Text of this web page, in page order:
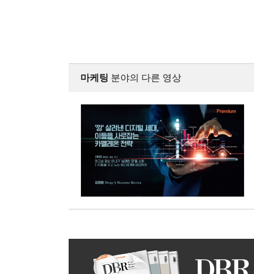
마케팅 분야의 다른 영상